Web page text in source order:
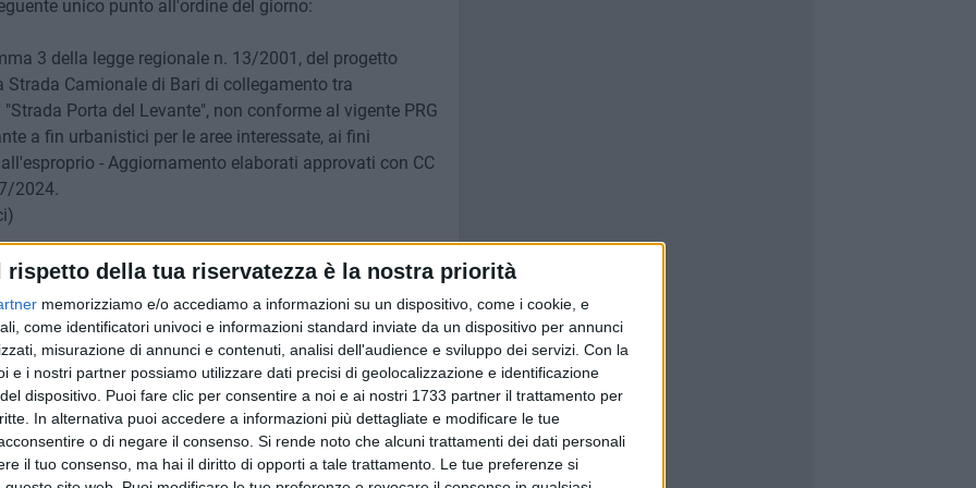
rispetto della tua riservatezza è la nostra priorità
memorizziamo e/o accediamo a informazioni su un dispositivo, come i cookie, e
come identificatori univoci e informazioni standard inviate da un dispositivo per annunci
misurazione di annunci e contenuti, analisi dell'audience e sviluppo dei servizi. Con la
e i nostri partner possiamo utilizzare dati precisi di geolocalizzazione e identificazione
dispositivo. Puoi fare clic per consentire a noi e ai nostri 1733 partner il trattamento per
In alternativa puoi accedere a informazioni più dettagliate e modificare le tue
o di negare il consenso. Si rende noto che alcuni trattamenti dei dati personali
il tuo consenso, ma hai il diritto di opporti a tale trattamento. Le tue preferenze si
unico punto all'ordine del giorno:
3 della legge regionale n. 13/2001, del progetto
Camionale di Bari di collegamento tra
Porta del Levante", non conforme al vigente PRG
a fin urbanistici per le aree interessate, ai fini
- Aggiornamento elaborati approvati con CC
2024.
streaming, utilizzando il link"Diretta streaming
"Siti tematici" nella home page del sito internet
6 AGOSTO 2026
Ricci: «C'è chi vede un cantiere.
Io comincio a vedere una